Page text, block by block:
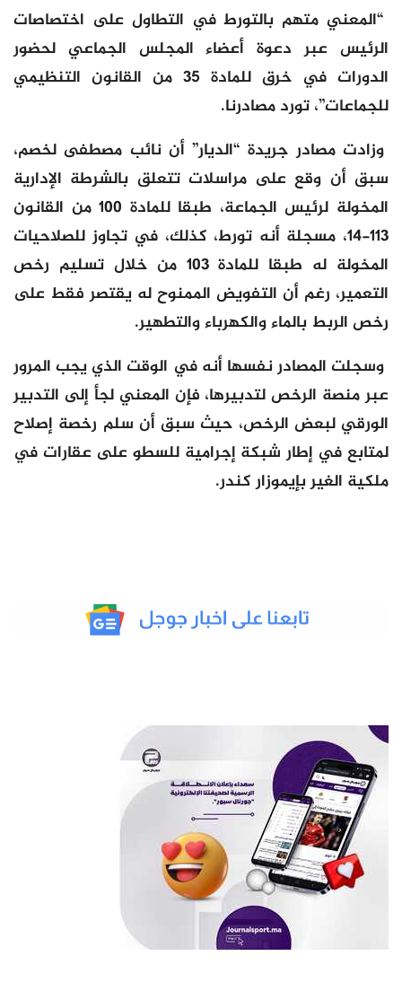
“المعني متهم بالتورط في التطاول على اختصاصات
الرئيس عبر دعوة أعضاء المجلس الجماعي لحضور
الدورات في خرق للمادة 35 من القانون التنظيمي
للجماعات”، تورد مصادرنا.
وزادت مصادر جريدة “الديار” أن نائب مصطفى لخصم،
سبق أن وقع على مراسلات تتعلق بالشرطة الإدارية
المخولة لرئيس الجماعة، طبقا للمادة 100 من القانون
113-14، مسجلة أنه تورط، كذلك، في تجاوز للصلاحيات
المخولة له طبقا للمادة 103 من خلال تسليم رخص
التعمير، رغم أن التفويض الممنوح له يقتصر فقط على
رخص الربط بالماء والكهرباء والتطهير.
وسجلت المصادر نفسها أنه في الوقت الذي يجب المرور
عبر منصة الرخص لتدبيرها، فإن المعني لجأ إلى التدبير
الورقي لبعض الرخص، حيث سبق أن سلم رخصة إصلاح
لمتابع في إطار شبكة إجرامية للسطو على عقارات في
ملكية الغير بإيموزار كندر.